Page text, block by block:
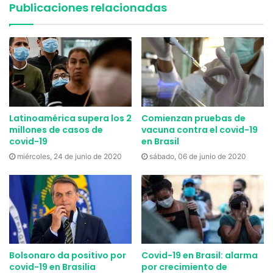
Imagen ilustrativa de como la lluvia ayuda a la vida del
Amazonas.
Cortesía dePixabay
El amazonas va en camino a
apagarse en su totalidad gracias a
las lluvias
Con el panorama actual de la época de lluvia de Brasil
totalmente. Esto es igualmente válido si tomamos en
cuenta los esfuerzos del Ejército brasileño de igual
manera. Es por esto que creemos que el Amazonas podría
reducir sus incendios en totalidad en poco tiempo.
Si quieres leer un poco más o los eventos transcurridos
Publicaciones relacionadas
Latinoamérica supera los 2
millones de casos de
covid-19
miércoles, 24 de junio de 2020
Comienzan pruebas de
vacuna contra el covid-19
en Brasil
sábado, 06 de junio de 2020
Bolsonaro da positivo por
covid-19 en Brasilia
Covid-19 en Brasil: alarma
por crecimiento de